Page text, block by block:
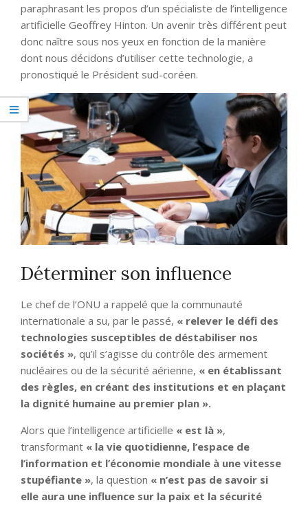
paraphrasant les propos d’un spécialiste de l’intelligence
artificielle Geoffrey Hinton. Un avenir très différent peut
donc naître sous nos yeux en fonction de la manière
dont nous décidons d’utiliser cette technologie, a
pronostiqué le Président sud-coréen.
Déterminer son influence
Le chef de l’ONU a rappelé que la communauté
internationale a su, par le passé, « relever le défi des
technologies susceptibles de déstabiliser nos
sociétés », qu’il s’agisse du contrôle des armement
nucléaires ou de la sécurité aérienne, « en établissant
des règles, en créant des institutions et en plaçant
la dignité humaine au premier plan ».
Alors que l’intelligence artificielle « est là »,
transformant « la vie quotidienne, l’espace de
l’information et l’économie mondiale à une vitesse
stupéfiante », la question « n’est pas de savoir si
elle aura une influence sur la paix et la sécurité